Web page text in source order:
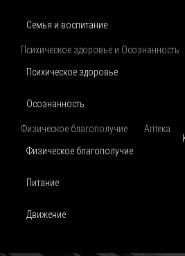
Семья и воспитание
Психическое здоровье и Осознанность
Психическое здоровье
Осознанность
Физическое благополучие
Физическое благополучие
Питание
Движение
Аптека